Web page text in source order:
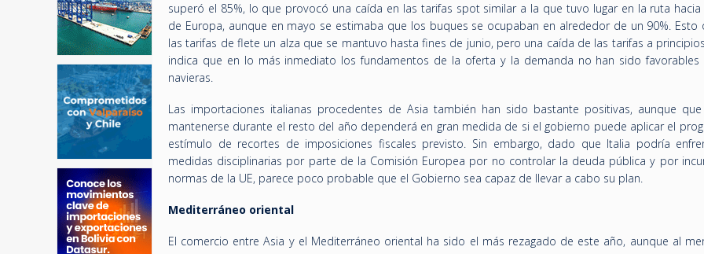
superó el 85%, lo que provocó una caída en las tarifas spot similar a la que tuvo lugar en la ruta
de Europa, aunque en mayo se estimaba que los buques se ocupaban en alrededor de un 90%. Esto
las tarifas de flete un alza que se mantuvo hasta fines de junio, pero una caída de las tarifas a
indica que en lo más inmediato los fundamentos de la oferta y la demanda no han sido favorables
navieras.
Las importaciones italianas procedentes de Asia también han sido bastante positivas, aunque
mantenerse durante el resto del año dependerá en gran medida de si el gobierno puede aplicar el
estímulo de recortes de imposiciones fiscales previsto. Sin embargo, dado que Italia podría
medidas disciplinarias por parte de la Comisión Europea por no controlar la deuda pública y por
normas de la UE, parece poco probable que el Gobierno sea capaz de llevar a cabo su plan.
Mediterráneo oriental
El comercio entre Asia y el Mediterráneo oriental ha sido el más rezagado de este año, aunque al